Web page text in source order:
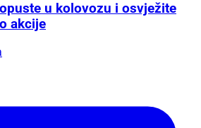
u kolovozu i osvježite
akcije